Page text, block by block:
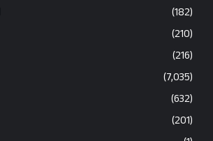
(182)
(210)
(216)
(7,035)
(632)
(201)